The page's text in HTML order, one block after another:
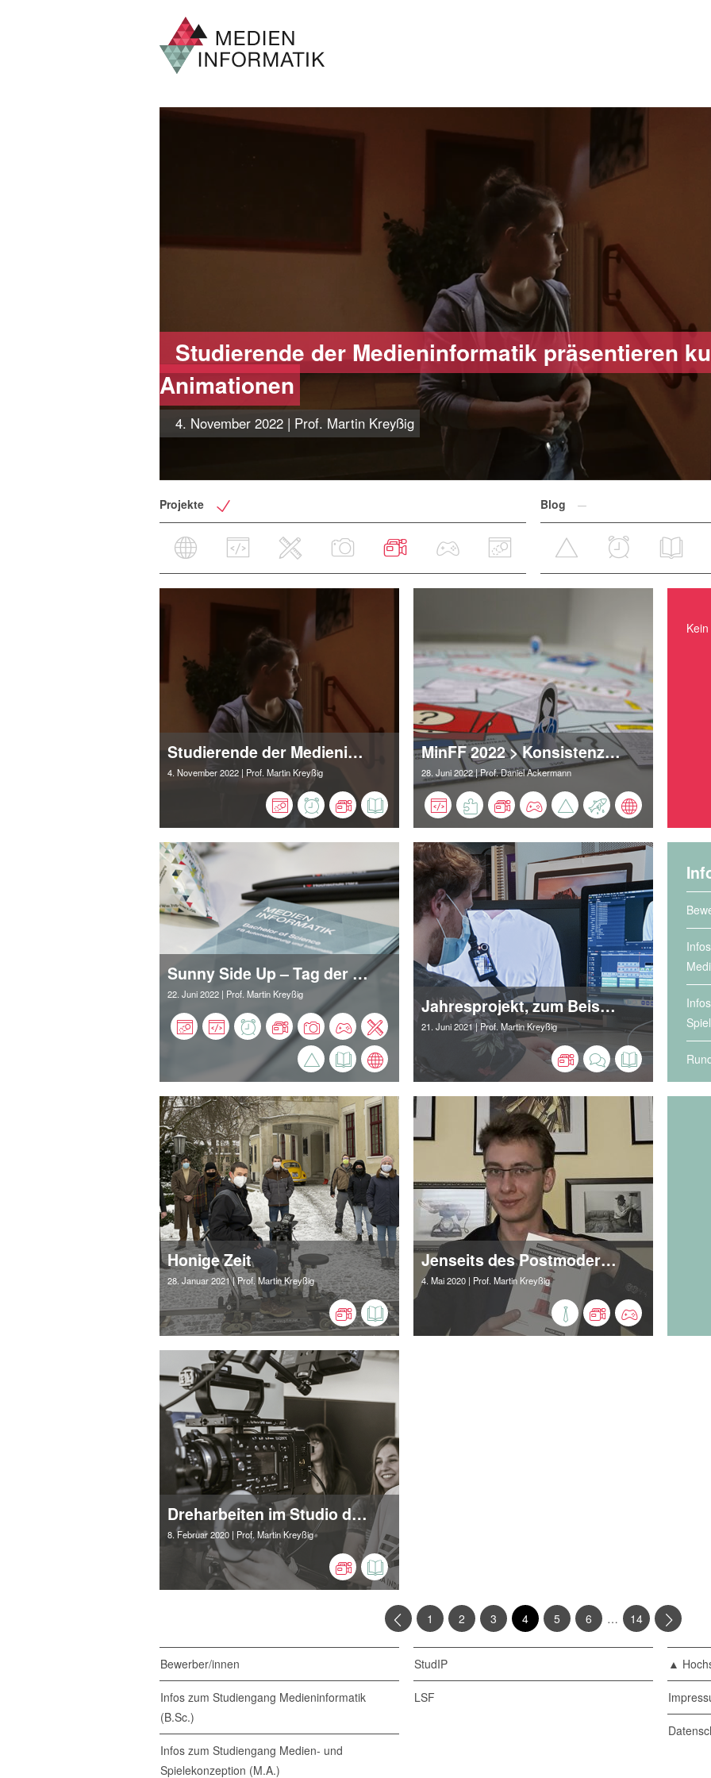
Studierende der Medieninformatik präsentieren
Animationen
4. November 2022 | Prof. Martin Kreyßig
Projekte Blog
Studierende der Medieninformatik präsentieren kurze Spielfilme und Animationen
4. November 2022 | Prof. Martin Kreyßig
MinFF 2022 > Konsistenz/Inzidenz > Aftermath
28. Juni 2022| Prof. Daniel Ackermann
Sunny Side Up – Tag der offenen Tür, Hochschule Harz, Wernigerode
22. Juni 2022 | Prof. Martin Kreyßig
Jahresprojekt, zum Beispiel Produktfilm
21. Juni 2021| Prof. Martin Kreyßig
Honige Zeit
28. Januar 2021| Prof. Martin Kreyßig
Jenseits des Postmodernen
4. Mai 2020 | Prof. Martin Kreyßig
Dreharbeiten im Studio der Hochschule Harz
8. Februar 2020 | Prof. Martin Kreyßig
1 2 3 4 5 6 … 14
Bewerber/innen
Infos zum Studiengang Medieninformatik
(B.Sc.)
Infos zum Studiengang Medien- und
Spielekonzeption (M.A.)
StudIP
LSF
▲